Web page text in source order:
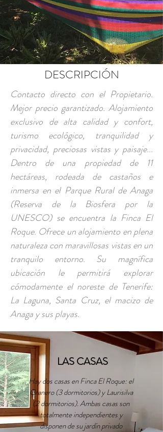
DESCRIPCIÓN
Contacto directo con el Propietario.
Mejor precio garantizado. Alojamiento
exclusivo de alta calidad y confort,
turismo ecológico, tranquilidad y
privacidad, preciosas vistas y paisaje...
Dentro de una propiedad de 11
hectáreas, rodeada de castaños e
inmersa en el Parque Rural de Anaga
(Reserva de la Biosfera por la
UNESCO) se encuentra la Finca El
Roque. Ofrece un alojamiento en plena
naturaleza con maravillosas vistas en un
tranquilo entorno. Su magnífica
ubicación le permitirá explorar
cómodamente el noreste de Tenerife:
La Laguna, Santa Cruz, el macizo de
Anaga y sus playas.
LAS CASAS
Hay dos casas en Finca El Roque: el
Granero (3 dormitorios) y Laurisilva
(2 dormitorios). Ambas casas son
totalmente independientes y
disponen de su jardín privado